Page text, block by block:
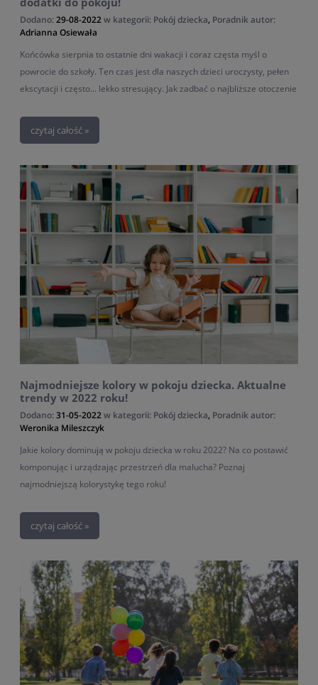
Dodano:29-08-2022w kategorii: Pokój dziecka, Poradnikautor:
Adrianna Osiewała
Końcówka sierpnia to ostatnie dni wakacji i coraz częsta myśl o
powrocie do szkoły. Ten czas jest dla naszych dzieci uroczysty, pełen
ekscytacji i często... lekko stresujący. Jak zadbać o najbliższe otoczenie
dziecka przed powrotem do szkoły? Sprawdź wskazówki, zobacz
najlepsze akcesoria i dodatki do pokoju!
czytaj całość »
Najmodniejsze kolory w pokoju dziecka. Aktualne
trendy w 2022 roku!
Dodano:31-05-2022w kategorii: Pokój dziecka, Poradnikautor:
Weronika Mileszczyk
Jakie kolory dominują w pokoju dziecka w roku 2022? Na co postawić
komponując i urządzając przestrzeń dla malucha? Poznaj
najmodniejszą kolorystykę tego roku!
czytaj całość »